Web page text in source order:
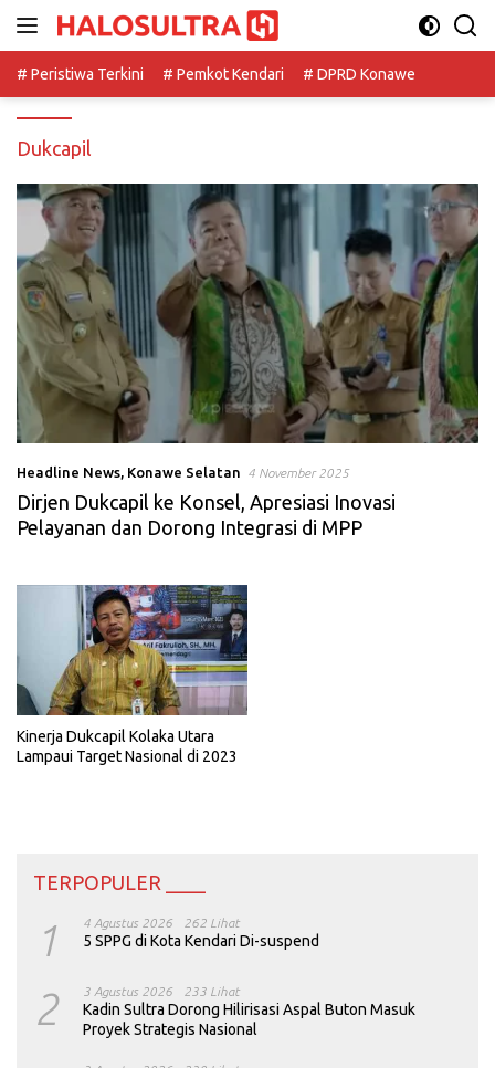
# Peristiwa Terkini
# Pemkot Kendari # DPRD Konawe
Dukcapil
Headline News, Konawe Selatan 4 November 2025
Dirjen Dukcapil ke Konsel, Apresiasi Inovasi
Pelayanan dan Dorong Integrasi di MPP
Kinerja Dukcapil Kolaka Utara
Lampaui Target Nasional di 2023
TERPOPULER ____
1 4 Agustus 2026 262 Lihat
5 SPPG di Kota Kendari Di-suspend
2 3 Agustus 2026 233 Lihat
Kadin Sultra Dorong Hilirisasi Aspal Buton Masuk
Proyek Strategis Nasional